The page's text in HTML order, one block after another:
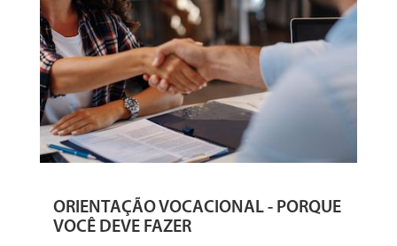
ORIENTAÇÃO VOCACIONAL - PORQUE
VOCÊ DEVE FAZER